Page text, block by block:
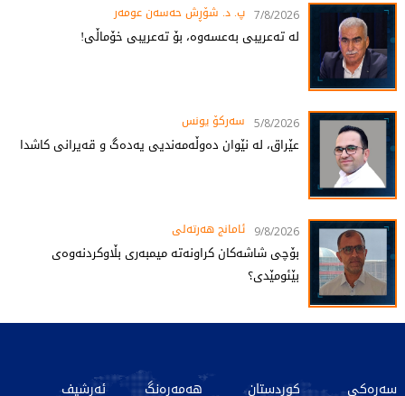
7/8/2026 پ. د. شۆڕش حەسەن عومەر
لە تەعریبی بەعسەوە، بۆ تەعریبی خۆماڵی!
5/8/2026 سەرکۆ یونس
عێراق، لە نێوان دەوڵەمەندیی یەدەگ و قەیرانی کاشدا
9/8/2026 ئامانج هەرتەلى
بۆچی شاشەکان کراونەتە میمبەری بڵاوکردنەوەی
بێئومێدی؟
سەرەکی کوردستان هەمەڕەنگ ئەرشیف